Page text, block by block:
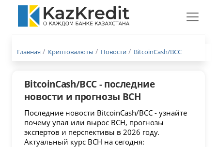
Меню
Главная Криптовалюты Новости BitcoinCash/BCC
BitcoinCash/BCC - последние
новости и прогнозы BCH
Последние новости BitcoinCash/BCC - узнайте
почему упал или вырос BCH, прогнозы
экспертов и перспективы в 2026 году.
Актуальный курс BCH на сегодня: